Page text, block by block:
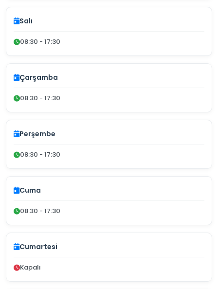
Salı
08:30 - 17:30
Çarşamba
08:30 - 17:30
Perşembe
08:30 - 17:30
Cuma
08:30 - 17:30
Cumartesi
Kapalı